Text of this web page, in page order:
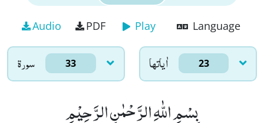
Audio PDF Play Language
سورۃ 33 اٰياتها 23
بِسْمِ اللّٰهِ الرَّحْمٰنِ الرَّحِیْمِ